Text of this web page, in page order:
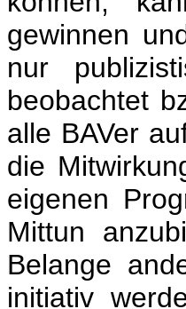
gewinnen
nur
beobachtet
alle BAVer
die
eigenen
Mittun
Belange
initiativ